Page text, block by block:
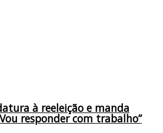
à reeleição e manda
responder com trabalho”